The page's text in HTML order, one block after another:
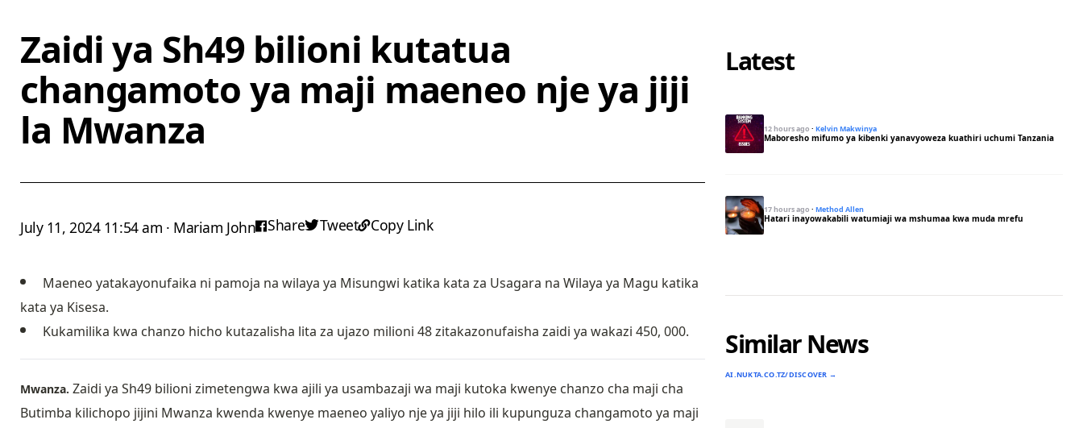
Zaidi ya Sh49 bilioni kutatua
changamoto ya maji maeneo nje ya jiji
la Mwanza
July 11, 2024 11:54 am · Mariam John Share Tweet Copy Link
Maeneo yatakayonufaika ni pamoja na wilaya ya Misungwi katika kata za Usagara na Wilaya ya Magu katika
kata ya Kisesa.
Kukamilika kwa chanzo hicho kutazalisha lita za ujazo milioni 48 zitakazonufaisha zaidi ya wakazi 450, 000.
Mwanza. Zaidi ya Sh49 bilioni zimetengwa kwa ajili ya usambazaji wa maji kutoka kwenye chanzo cha maji cha
Butimba kilichopo jijini Mwanza kwenda kwenye maeneo yaliyo nje ya jiji hilo ili kupunguza changamoto ya maji
Latest
12 hours ago ·Kelvin Makwinya
Maboresho mifumo ya kibenki yanavyoweza kuathiri uchumi Tanzania
17 hours ago ·Method Allen
Hatari inayowakabili watumiaji wa mshumaa kwa muda mrefu
Similar News
AI.NUKTA.CO.TZ/DISCOVER →